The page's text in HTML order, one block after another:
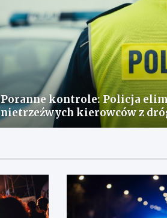
Poranne kontrole: Policja
nietrzeźwych kierowców z